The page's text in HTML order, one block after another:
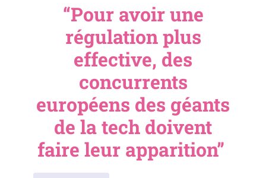
“Pour avoir une
régulation plus
effective, des
concurrents
européens des géants
de la tech doivent
faire leur apparition”